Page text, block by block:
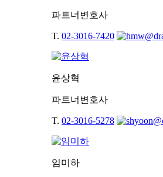
파트너변호사
T. 02-3016-7420
윤상혁
파트너변호사
T. 02-3016-5278
임미하